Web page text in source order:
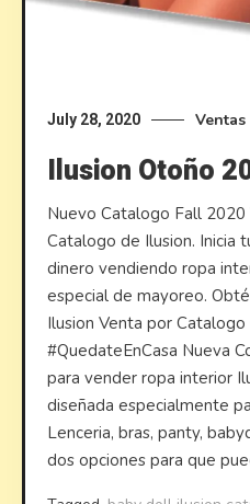
July 28, 2020
Ilusion Otoño
Nuevo Catalogo Fall
Catalogo de Ilusion. Inicia
dinero vendiendo ropa
especial de mayoreo.
Ilusion Venta por
#QuedateEnCasa Nueva
para vender ropa interior
diseñada especialmente
Lenceria, bras, panty,
dos opciones para que